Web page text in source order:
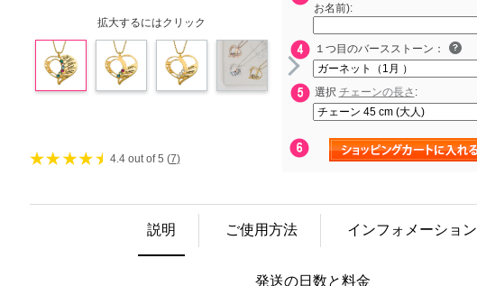
拡大するにはクリック
4.4 out of 5 (7)
お名前):
１つ目のバースストーン：
選択 チェーンの長さ :
説明 ご使用方法 インフォメーション
発送の日数と料金